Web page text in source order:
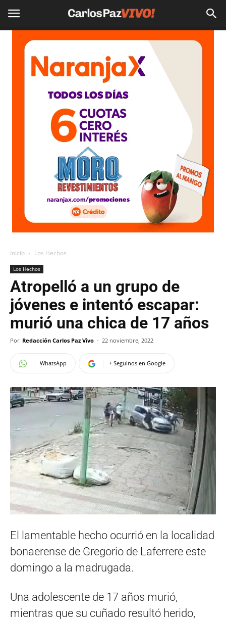
Inicio Los Hechos
Los Hechos
Atropelló a un grupo de
jóvenes e intentó escapar:
murió una chica de 17 años
Por Redacción Carlos Paz Vivo - 22 noviembre, 2022
WhatsApp + Seguinos en Google
El lamentable hecho ocurrió en la localidad
bonaerense de Gregorio de Laferrere este
domingo a la madrugada.
Una adolescente de 17 años murió,
mientras que su cuñado resultó herido,